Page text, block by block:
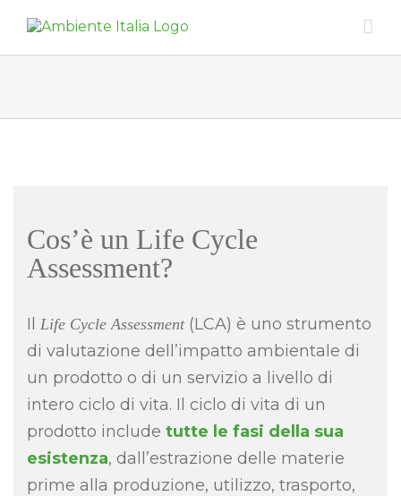
Cos’è un Life Cycle
Assessment?
Il Life Cycle Assessment(LCA) è uno strumento
di valutazione dell’impatto ambientale di
un prodotto o di un servizio a livello di
intero ciclo di vita. Il ciclo di vita di un
prodotto include tutte le fasi della sua
esistenza, dall’estrazione delle materie
prime alla produzione, utilizzo, trasporto,